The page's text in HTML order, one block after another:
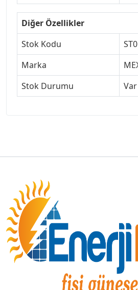
Diğer Özellikler
Stok Kodu
Marka
Stok Durumu
Var